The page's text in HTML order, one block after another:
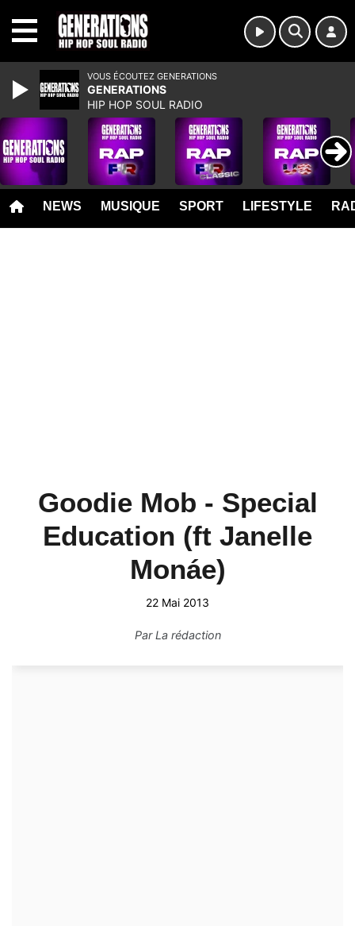
NEWS MUSIQUE SPORT LIFESTYLE
Goodie Mob - Special
Education (ft Janelle
Monáe)
22 Mai 2013
ParLa rédaction
VOUS ÉCOUTEZ GENERATIONS
GENERATIONS
HIP HOP SOUL RADIO